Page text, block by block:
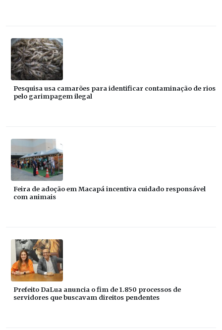
Pesquisa usa camarões para identificar contaminação de rios
pelo garimpagem ilegal
Feira de adoção em Macapá incentiva cuidado responsável
com animais
Prefeito DaLua anuncia o fim de 1.850 processos de
servidores que buscavam direitos pendentes